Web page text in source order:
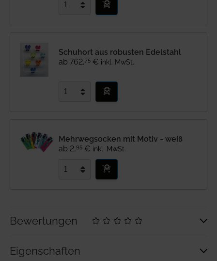
Schuhort aus robusten Edelstahl
ab 762,75 € inkl. MwSt.
Mehrwegsocken mit Motiv - weiß
ab 2,95 € inkl. MwSt.
Bewertungen
Eigenschaften